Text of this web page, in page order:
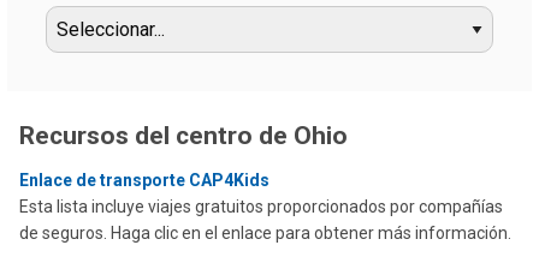
Recursos del centro de Ohio
Enlace de transporte CAP4Kids
Esta lista incluye viajes gratuitos proporcionados por compañías
de seguros. Haga clic en el enlace para obtener más información.